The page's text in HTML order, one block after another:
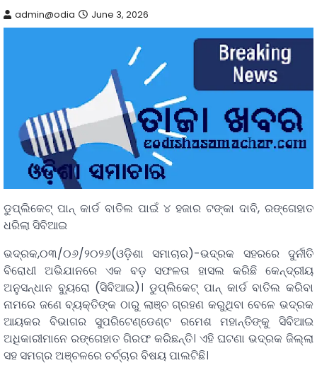
admin@odia June 3, 2026
ଡୁପ୍ଲିକେଟ୍ ପାନ୍ କାର୍ଡ ବାତିଲ ପାଇଁ ୪ ହଜାର ଟଙ୍କା ଦାବି, ରଙ୍ଗେହାତ
ଧରିଲା ସିବିଆଇ
ଭଦ୍ରକ,୦୩/୦୬/୨୦୨୬(ଓଡ଼ିଶା ସମାଚାର)-ଭଦ୍ରକ ସହରରେ ଦୁର୍ନୀତି
ବିରୋଧୀ ଅଭିଯାନରେ ଏକ ବଡ଼ ସଫଳତା ହାସଲ କରିଛି କେନ୍ଦ୍ରୀୟ
ଅନୁସନ୍ଧାନ ବ୍ୟୁରୋ (ସିବିଆଇ)। ଡୁପ୍ଲିକେଟ୍ ପାନ୍ କାର୍ଡ ବାତିଲ କରିବା
ନାମରେ ଜଣେ ବ୍ୟକ୍ତିଙ୍କ ଠାରୁ ଲାଞ୍ଚ ଗ୍ରହଣ କରୁଥିବା ବେଳେ ଭଦ୍ରକ
ଆୟକର ବିଭାଗର ସୁପରିଟେଣ୍ଡେଣ୍ଟ ରମେଶ ମହାନ୍ତିଙ୍କୁ ସିବିଆଇ
ଅଧିକାରୀମାନେ ରଙ୍ଗେହାତ ଗିରଫ କରିଛନ୍ତି। ଏହି ଘଟଣା ଭଦ୍ରକ ଜିଲ୍ଲା
ସହ ସମଗ୍ର ଅଞ୍ଚଳରେ ଚର୍ଚ୍ଚାର ବିଷୟ ପାଲଟିଛି।